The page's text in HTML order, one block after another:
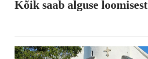
Kõik saab alguse loomisest